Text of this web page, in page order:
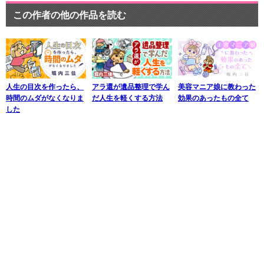
この作者の他の作品を読む
人生の目次を作ったら、
時間のムダがなくなりま
した
アラ還が遺品整理で学ん
だ人生を軽くする方法
美容マニア娘に教わった
効果のあったもの全て